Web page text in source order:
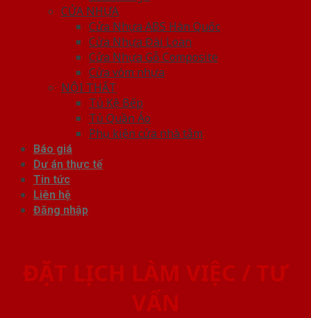
CỬA NHỰA
Cửa Nhựa ABS Hàn Quốc
Cửa Nhựa Đài Loan
Cửa Nhựa Gỗ Composite
Cửa vòm nhựa
NỘI THẤT
Tủ Kệ Bếp
Tủ Quần Áo
Phụ kiện cửa nhà tắm
Báo giá
Dự án thực tế
Tin tức
Liên hệ
Đăng nhập
ĐẶT LỊCH LÀM VIỆC / TƯ
VẤN